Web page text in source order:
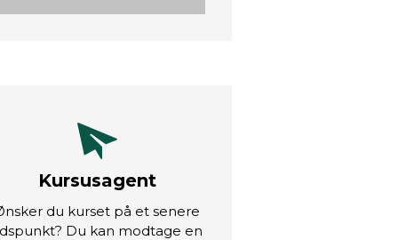
Kursusagent
du kurset på et senere
Du kan modtage en